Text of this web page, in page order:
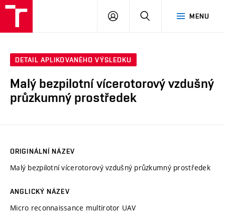
MENU
PŘIHLÁSIT
DETAIL APLIKOVANÉHO VÝSLEDKU
Malý bezpilotní vícerotorový vzdušný
průzkumný prostředek
ORIGINÁLNÍ NÁZEV
Malý bezpilotní vícerotorový vzdušný průzkumný prostředek
ANGLICKÝ NÁZEV
Micro reconnaissance multirotor UAV